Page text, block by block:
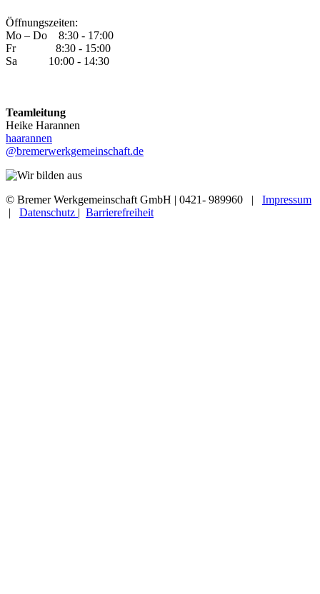
Öffnungszeiten:
Mo – Do 8:30 - 17:00
Fr 8:30 - 15:00
Sa 10:00 - 14:30
Teamleitung
Heike Harannen
haarannen
@bremerwerkgemeinschaft.de
© Bremer Werkgemeinschaft GmbH | 0421- 989960 | Impressum
| Datenschutz | Barrierefreiheit